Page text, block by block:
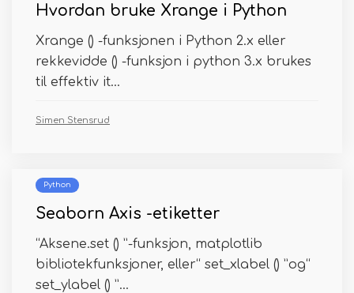
Hvordan bruke Xrange i Python
Xrange () -funksjonen i Python 2.x eller
rekkevidde () -funksjon i python 3.x brukes
til effektiv it...
Simen Stensrud
Python
Seaborn Axis -etiketter
“Aksene.set () ”-funksjon, matplotlib
bibliotekfunksjoner, eller“ set_xlabel () ”og“
set_ylabel () ”...